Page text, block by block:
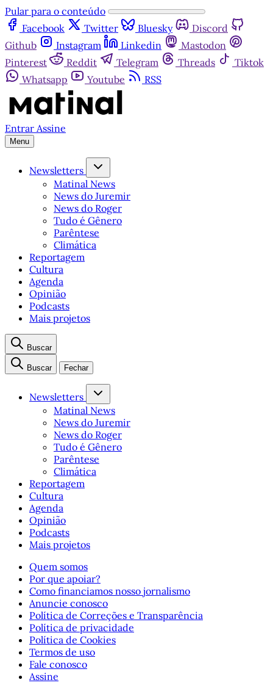
Pular para o conteúdo
Facebook
Twitter Bluesky
Discord
Github
Instagram Linkedin
Mastodon
Pinterest
Reddit Telegram Threads
Tiktok
Whatsapp
Youtube RSS
Entrar Assine
Menu
Newsletters
Matinal News
News do Juremir
News do Roger
Tudo é Gênero
Parêntese
Climática
Reportagem
Cultura
Agenda
Opinião
Podcasts
Mais projetos
Buscar
Buscar Fechar
Newsletters
Matinal News
News do Juremir
News do Roger
Tudo é Gênero
Parêntese
Climática
Reportagem
Cultura
Agenda
Opinião
Podcasts
Mais projetos
Quem somos
Por que apoiar?
Como financiamos nosso jornalismo
Anuncie conosco
Política de Correções e Transparência
Política de privacidade
Política de Cookies
Termos de uso
Fale conosco
Assine